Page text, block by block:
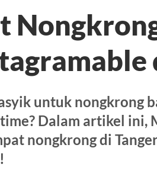
untuk nongkrong
Dalam artikel ini,
nongkrong di